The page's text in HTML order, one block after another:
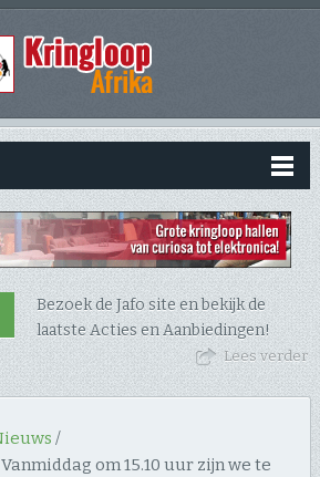
Bezoek de Jafo site en bekijk de
laatste Acties en Aanbiedingen!
Lees verder
/
om 15.10 uur zijn we te